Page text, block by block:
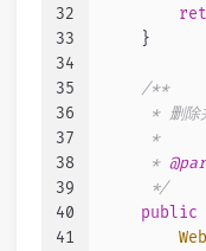
32
33
34
35
36
37
38
39
40
41
    }
/**
* 删除
     *
     *
     */
public